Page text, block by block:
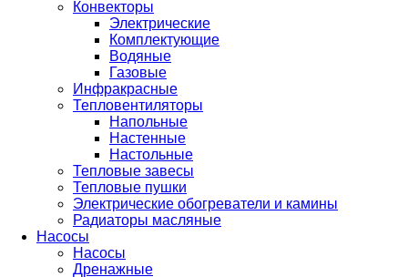
Конвекторы
Электрические
Комплектующие
Водяные
Газовые
Инфракрасные
Тепловентиляторы
Напольные
Настенные
Настольные
Тепловые завесы
Тепловые пушки
Электрические обогреватели и камины
Радиаторы масляные
Насосы
Насосы
Дренажные